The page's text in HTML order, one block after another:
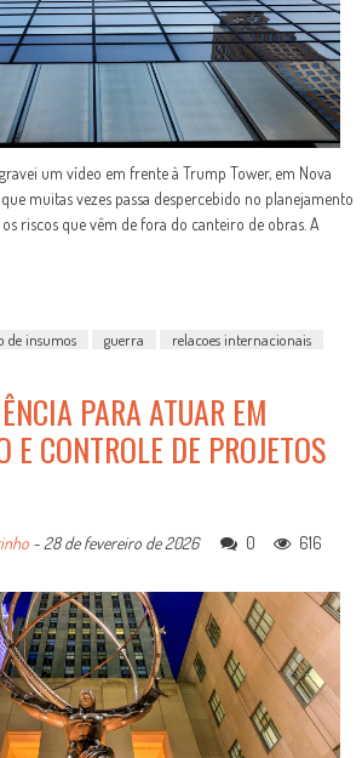
um vídeo em frente à Trump Tower, em Nova
muitas vezes passa despercebido no planejamento
riscos que vêm de fora do canteiro de obras. A
de insumos guerra
relacoes internacionais
PARA ATUAR EM
E CONTROLE DE PROJETOS
-28 de fevereiro de 2026 0 616